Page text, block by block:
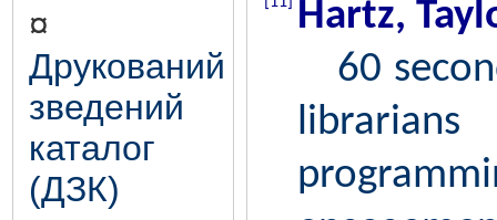
¤
Друкований
зведений
каталог
(ДЗК)
Hartz,
60